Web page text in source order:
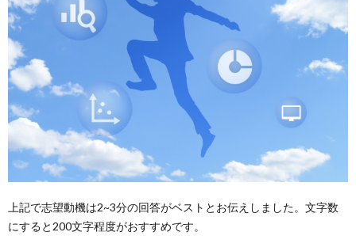
上記で志望動機は2~3分の回答がベストとお伝えしました。文字数
にすると200文字程度がおすすめです。